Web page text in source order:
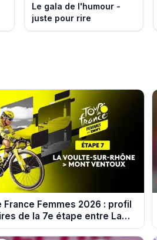
Le gala de l'humour -
juste pour rire
France Femmes 2026 : profil
de la 7e étape entre La
Rhône et le Mont Ventoux